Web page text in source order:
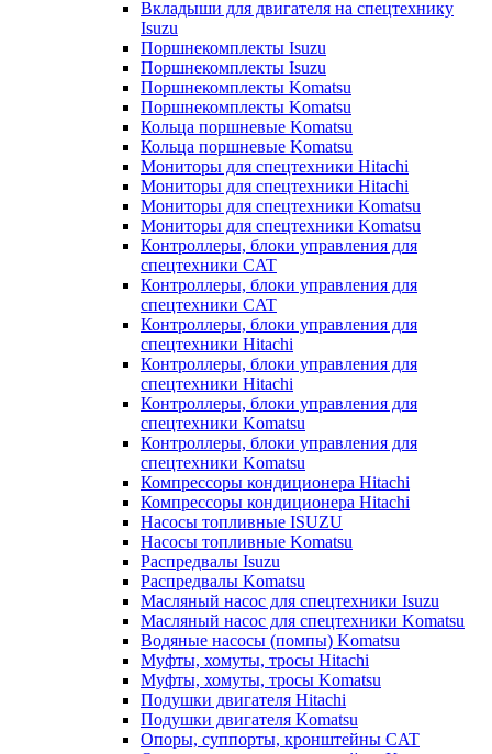
Вкладыши для двигателя на спецтехнику
Isuzu
Поршнекомплекты Isuzu
Поршнекомплекты Isuzu
Поршнекомплекты Komatsu
Поршнекомплекты Komatsu
Кольца поршневые Komatsu
Кольца поршневые Komatsu
Мониторы для спецтехники Hitachi
Мониторы для спецтехники Hitachi
Мониторы для спецтехники Komatsu
Мониторы для спецтехники Komatsu
Контроллеры, блоки управления для
спецтехники CAT
Контроллеры, блоки управления для
спецтехники CAT
Контроллеры, блоки управления для
спецтехники Hitachi
Контроллеры, блоки управления для
спецтехники Hitachi
Контроллеры, блоки управления для
спецтехники Komatsu
Контроллеры, блоки управления для
спецтехники Komatsu
Компрессоры кондиционера Hitachi
Компрессоры кондиционера Hitachi
Насосы топливные ISUZU
Насосы топливные Komatsu
Распредвалы Isuzu
Распредвалы Komatsu
Масляный насос для спецтехники Isuzu
Масляный насос для спецтехники Komatsu
Водяные насосы (помпы) Komatsu
Муфты, хомуты, тросы Hitachi
Муфты, хомуты, тросы Komatsu
Подушки двигателя Hitachi
Подушки двигателя Komatsu
Опоры, суппорты, кронштейны CAT